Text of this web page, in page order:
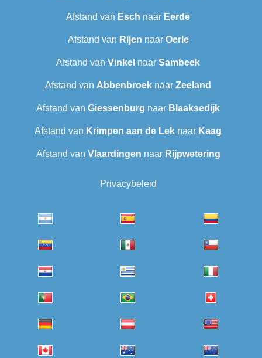
Afstand van Esch naar Eerde
Afstand van Rijen naar Oerle
Afstand van Vinkel naar Sambeek
Afstand van Abbenbroek naar Zeeland
Afstand van Giessenburg naar Blaaksedijk
Afstand van Krimpen aan de Lek naar Kaag
Afstand van Vlaardingen naar Rijpwetering
Privacybeleid